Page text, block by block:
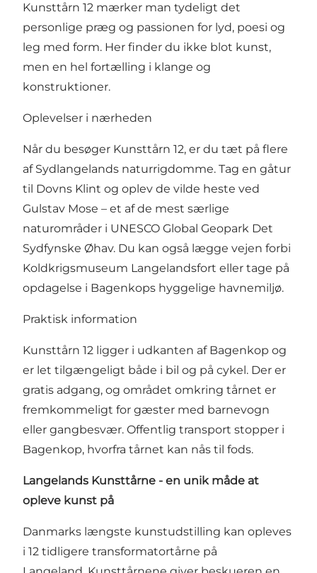
Kunsttårn 12 mærker man tydeligt det
personlige præg og passionen for lyd, poesi og
leg med form. Her finder du ikke blot kunst,
men en hel fortælling i klange og
konstruktioner.
Oplevelser i nærheden
Når du besøger Kunsttårn 12, er du tæt på flere
af Sydlangelands naturrigdomme. Tag en gåtur
til Dovns Klint og oplev de vilde heste ved
Gulstav Mose – et af de mest særlige
naturområder i UNESCO Global Geopark Det
Sydfynske Øhav. Du kan også lægge vejen forbi
Koldkrigsmuseum Langelandsfort eller tage på
opdagelse i Bagenkops hyggelige havnemiljø.
Praktisk information
Kunsttårn 12 ligger i udkanten af Bagenkop og
er let tilgængeligt både i bil og på cykel. Der er
gratis adgang, og området omkring tårnet er
fremkommeligt for gæster med barnevogn
eller gangbesvær. Offentlig transport stopper i
Bagenkop, hvorfra tårnet kan nås til fods.
Langelands Kunsttårne - en unik måde at
opleve kunst på
Danmarks længste kunstudstilling kan opleves
i 12 tidligere transformatortårne på